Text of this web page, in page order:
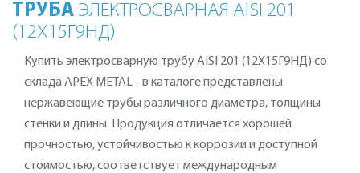
ТРУБА ЭЛЕКТРОСВАРНАЯ AISI 201
(12Х15Г9НД)
Купить электросварную трубу AISI 201 (12Х15Г9НД) со
склада APEX METAL - в каталоге представлены
нержавеющие трубы различного диаметра, толщины
стенки и длины. Продукция отличается хорошей
прочностью, устойчивостью к коррозии и доступной
стоимостью, соответствует международным